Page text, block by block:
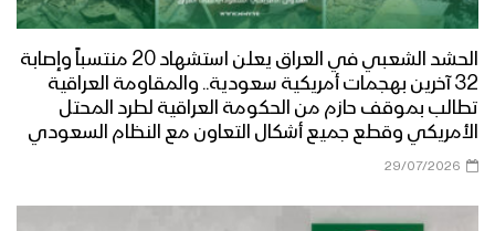
الحشد الشعبي في العراق يعلن استشهاد 20 منتسباً وإصابة
32 آخرين بهجمات أمريكية سعودية.. والمقاومة العراقية
تطالب بموقف حازم من الحكومة العراقية لطرد المحتل
الأمريكي وقطع جميع أشكال التعاون مع النظام السعودي
29/07/2026